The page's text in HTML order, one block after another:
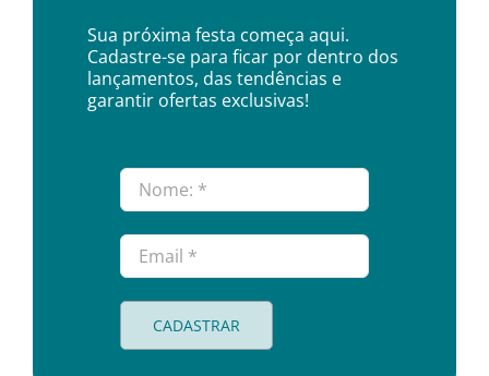
Sua próxima festa começa aqui.
Cadastre-se para ficar por dentro dos
lançamentos, das tendências e
garantir ofertas exclusivas!
CADASTRAR